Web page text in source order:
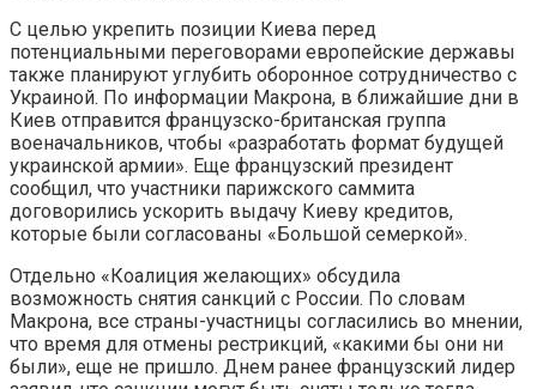
С целью укрепить позиции Киева перед
потенциальными переговорами европейские державы
также планируют углубить оборонное сотрудничество с
Украиной. По информации Макрона, в ближайшие дни в
Киев отправится французско-британская группа
военачальников, чтобы «разработать формат будущей
украинской армии». Еще французский президент
сообщил, что участники парижского саммита
договорились ускорить выдачу Киеву кредитов,
которые были согласованы «Большой семеркой».
Отдельно «Коалиция желающих» обсудила
возможность снятия санкций с России. По словам
Макрона, все страны-участницы согласились во мнении,
что время для отмены рестрикций, «какими бы они ни
были», еще не пришло. Днем ранее французский лидер